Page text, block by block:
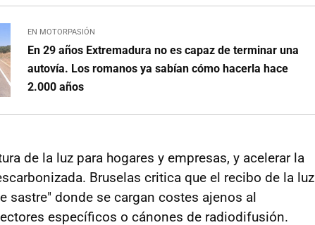
EN MOTORPASIÓN
En 29 años Extremadura no es capaz de terminar una
autovía. Los romanos ya sabían cómo hacerla hace
2.000 años
de la luz para hogares y empresas, y acelerar la
Bruselas critica que el recibo de la luz
sastre" donde se cargan costes ajenos al
específicos o cánones de radiodifusión.